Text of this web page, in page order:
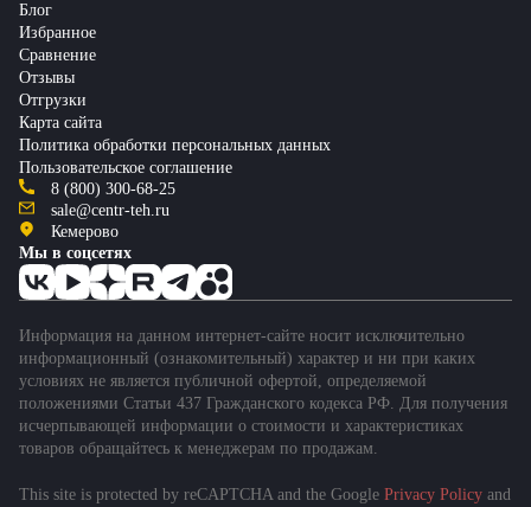
Блог
Избранное
Сравнение
Отзывы
Отгрузки
Карта сайта
Политика обработки персональных данных
Пользовательское соглашение
8 (800) 300-68-25
sale@centr-teh.ru
Кемерово
Мы в соцсетях
Информация на данном интернет-сайте носит исключительно
информационный (ознакомительный) характер и ни при каких
условиях не является публичной офертой, определяемой
положениями Статьи 437 Гражданского кодекса РФ. Для получения
исчерпывающей информации о стоимости и характеристиках
товаров обращайтесь к менеджерам по продажам.
This site is protected by reCAPTCHA and the Google Privacy Policy and